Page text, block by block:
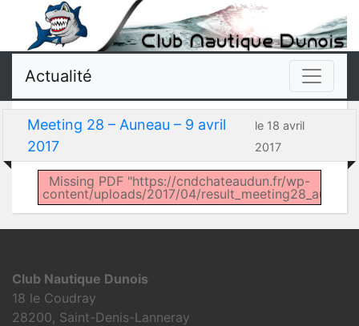
Actualité
Meeting 28 – Auneau – 9 avril
2017
le 18 avril
2017
Missing PDF "https://cndchateaudun.fr/wp-
content/uploads/2017/04/
Club Nautique Dunois
18 le Coudray
28200, Saint-Denis-Lanneray